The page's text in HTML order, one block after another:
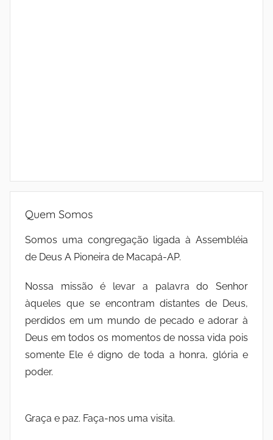
Quem Somos
Somos uma congregação ligada à Assembléia
de Deus A Pioneira de Macapá-AP.
Nossa missão é levar a palavra do Senhor
àqueles que se encontram distantes de Deus,
perdidos em um mundo de pecado e adorar à
Deus em todos os momentos de nossa vida pois
somente Ele é digno de toda a honra, glória e
poder.
Graça e paz. Faça-nos uma visita.